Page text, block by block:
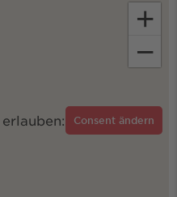
Consent ändern
+
−